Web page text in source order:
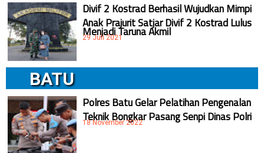
Divif 2 Kostrad Berhasil Wujudkan Mimpi
Anak Prajurit Satjar Divif 2 Kostrad Lulus
Menjadi Taruna Akmil
29 Juli 2021
BATU
Polres Batu Gelar Pelatihan Pengenalan
Teknik Bongkar Pasang Senpi Dinas Polri
18 November 2022